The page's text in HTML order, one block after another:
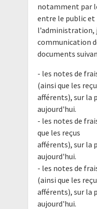
notamment par
entre le public et
l’administration,
communication
documents
- les notes de
(ainsi que les
afférents), sur la
aujourd'hui.
- les notes de
que les reçus
afférents), sur la
aujourd'hui.
- les notes de
(ainsi que les
afférents), sur la
aujourd'hui.